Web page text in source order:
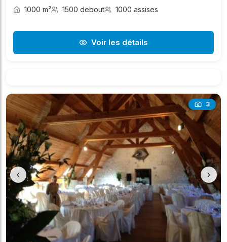
1000 m² 1500 debout 1000 assises
Voir les détails
3
‹ ›